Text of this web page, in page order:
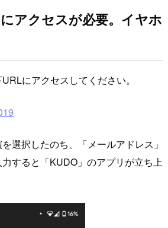
アクセスが必要。イヤホ
にアクセスしてください。
選択したのち、「メールアドレス」
力すると「KUDO」のアプリが立ち上